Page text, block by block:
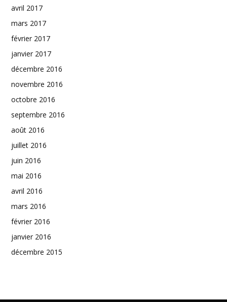
avril 2017
mars 2017
février 2017
janvier 2017
décembre 2016
novembre 2016
octobre 2016
septembre 2016
août 2016
juillet 2016
juin 2016
mai 2016
avril 2016
mars 2016
février 2016
janvier 2016
décembre 2015